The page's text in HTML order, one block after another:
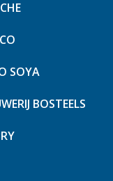
SOYA
BOSTEELS